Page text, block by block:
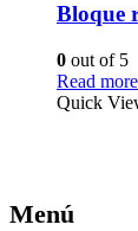
Bloque
0 out of 5
Read more
Quick
Menú